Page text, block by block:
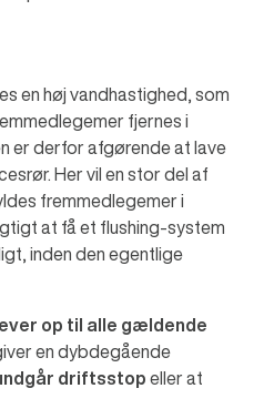
en høj vandhastighed, som
fjernes i
er derfor afgørende at lave
Her vil en stor del af
fremmedlegemer i
at få et flushing-system
inden den egentlige
op til alle gældende
en dybdegående
driftsstopeller at